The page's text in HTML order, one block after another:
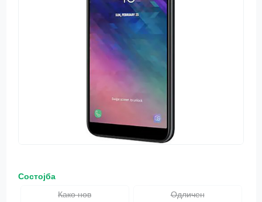
Состојба
Како нов
Одличен